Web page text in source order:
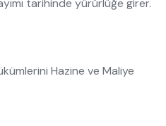
tarihinde yürürlüğe girer.
Hazine ve Maliye